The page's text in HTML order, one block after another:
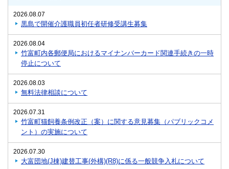
2026.08.07
黒島で開催介護職員初任者研修受講生募集
2026.08.04
竹富町内各郵便局におけるマイナンバーカード関連手続きの一時
停止について
2026.08.03
無料法律相談について
2026.07.31
竹富町猫飼養条例改正（案）に関する意見募集（パブリックコメ
ント）の実施について
2026.07.30
大富団地(J棟)建替工事(外構)(R8)に係る一般競争入札について